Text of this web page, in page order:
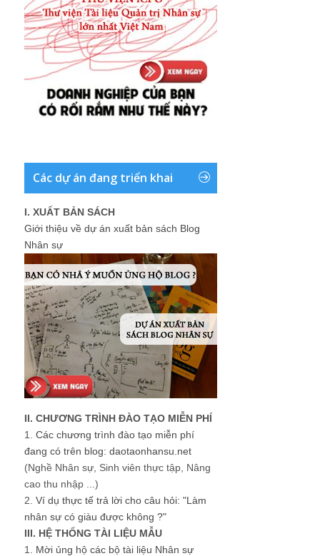
Các dự án đang triển khai
I. XUẤT BẢN SÁCH
Giới thiệu về dự án xuất bản sách Blog
Nhân sự
II. CHƯƠNG TRÌNH ĐÀO TẠO MIỄN PHÍ
1. Các chương trình đào tạo miễn phí
đang có trên blog: daotaonhansu.net
(Nghề Nhân sự, Sinh viên thực tập, Nâng
cao thu nhập ...)
2. Ví dụ thực tế trả lời cho câu hỏi: "Làm
nhân sự có giàu được không ?"
III. HỆ THỐNG TÀI LIỆU MẪU
1. Mời ủng hộ các bộ tài liệu Nhân sự